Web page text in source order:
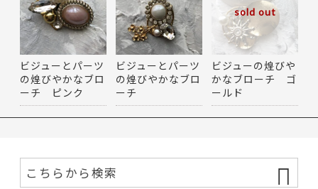
ビジューとパーツ
の煌びやかなブロ
ーチ ピンク
ビジューとパーツ
の煌びやかなブロ
ーチ
sold out
ビジューの煌びや
かなブローチ ゴ
ールド